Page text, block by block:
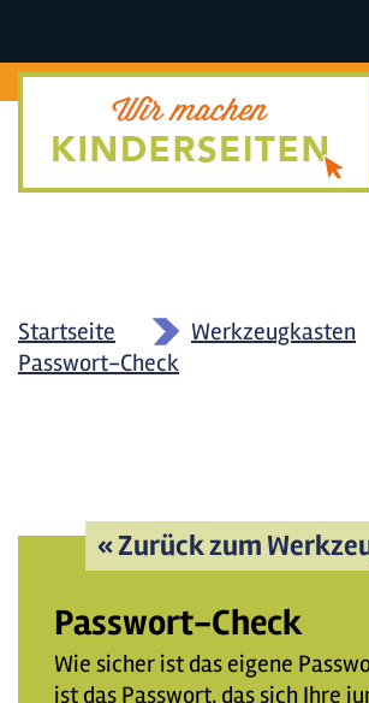
Startseite » Werkzeugkasten
Passwort-Check
« Zurück zum
Passwort-Check
Wie sicher ist das eigene
ist das Passwort, das sich Ihre